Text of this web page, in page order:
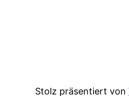
Stolz präsentiert von